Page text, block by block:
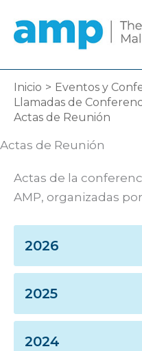
contenido
Inicio
Eventos y
Llamadas de
Actas de Reunión
Actas de Reunión
Actas de la
AMP, organizadas
2026
2025
2024